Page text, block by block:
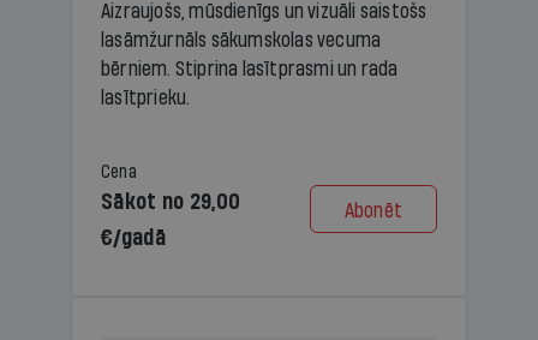
Aizraujošs, mūsdienīgs un vizuāli saistošs
lasāmžurnāls sākumskolas vecuma
bērniem. Stiprina lasītprasmi un rada
lasītprieku.
Cena
Sākot no 29,00
€/gadā
Abonēt